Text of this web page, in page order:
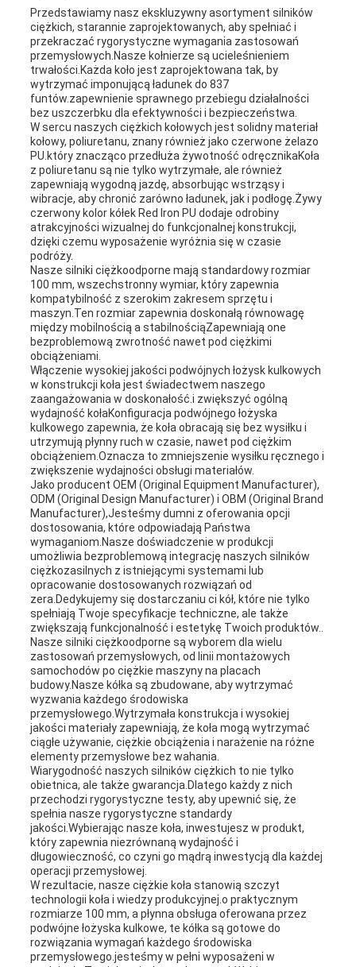
Przedstawiamy nasz ekskluzywny asortyment silników
ciężkich, starannie zaprojektowanych, aby spełniać i
przekraczać rygorystyczne wymagania zastosowań
przemysłowych.Nasze kołnierze są ucieleśnieniem
trwałości.Każda koło jest zaprojektowana tak, by
wytrzymać imponującą ładunek do 837
funtów.zapewnienie sprawnego przebiegu działalności
bez uszczerbku dla efektywności i bezpieczeństwa.
W sercu naszych ciężkich kołowych jest solidny materiał
kołowy, poliuretanu, znany również jako czerwone żelazo
PU.który znacząco przedłuża żywotność odręcznikaKoła
z poliuretanu są nie tylko wytrzymałe, ale również
zapewniają wygodną jazdę, absorbując wstrząsy i
wibracje, aby chronić zarówno ładunek, jak i podłogę.Żywy
czerwony kolor kółek Red Iron PU dodaje odrobiny
atrakcyjności wizualnej do funkcjonalnej konstrukcji,
dzięki czemu wyposażenie wyróżnia się w czasie
podróży.
Nasze silniki ciężkoodporne mają standardowy rozmiar
100 mm, wszechstronny wymiar, który zapewnia
kompatybilność z szerokim zakresem sprzętu i
maszyn.Ten rozmiar zapewnia doskonałą równowagę
między mobilnością a stabilnościąZapewniają one
bezproblemową zwrotność nawet pod ciężkimi
obciążeniami.
Włączenie wysokiej jakości podwójnych łożysk kulkowych
w konstrukcji koła jest świadectwem naszego
zaangażowania w doskonałość.i zwiększyć ogólną
wydajność kołaKonfiguracja podwójnego łożyska
kulkowego zapewnia, że koła obracają się bez wysiłku i
utrzymują płynny ruch w czasie, nawet pod ciężkim
obciążeniem.Oznacza to zmniejszenie wysiłku ręcznego i
zwiększenie wydajności obsługi materiałów.
Jako producent OEM (Original Equipment Manufacturer),
ODM (Original Design Manufacturer) i OBM (Original Brand
Manufacturer),Jesteśmy dumni z oferowania opcji
dostosowania, które odpowiadają Państwa
wymaganiom.Nasze doświadczenie w produkcji
umożliwia bezproblemową integrację naszych silników
ciężkozasilnych z istniejącymi systemami lub
opracowanie dostosowanych rozwiązań od
zera.Dedykujemy się dostarczaniu ci kół, które nie tylko
spełniają Twoje specyfikacje techniczne, ale także
zwiększają funkcjonalność i estetykę Twoich produktów..
Nasze silniki ciężkoodporne są wyborem dla wielu
zastosowań przemysłowych, od linii montażowych
samochodów po ciężkie maszyny na placach
budowy.Nasze kółka są zbudowane, aby wytrzymać
wyzwania każdego środowiska
przemysłowego.Wytrzymała konstrukcja i wysokiej
jakości materiały zapewniają, że koła mogą wytrzymać
ciągłe używanie, ciężkie obciążenia i narażenie na różne
elementy przemysłowe bez wahania.
Wiarygodność naszych silników ciężkich to nie tylko
obietnica, ale także gwarancja.Dlatego każdy z nich
przechodzi rygorystyczne testy, aby upewnić się, że
spełnia nasze rygorystyczne standardy
jakości.Wybierając nasze koła, inwestujesz w produkt,
który zapewnia niezrównaną wydajność i
długowieczność, co czyni go mądrą inwestycją dla każdej
operacji przemysłowej.
W rezultacie, nasze ciężkie koła stanowią szczyt
technologii koła i wiedzy produkcyjnej.o praktycznym
rozmiarze 100 mm, a płynna obsługa oferowana przez
podwójne łożyska kulkowe, te kółka są gotowe do
rozwiązania wymagań każdego środowiska
przemysłowego.jesteśmy w pełni wyposażeni w